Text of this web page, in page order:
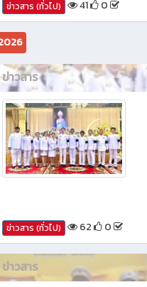
ข่าวสาร (ทั่วไป) 41 0
ข่าวสาร
ข่าวสาร (ทั่วไป) 62 0
ข่าวสาร